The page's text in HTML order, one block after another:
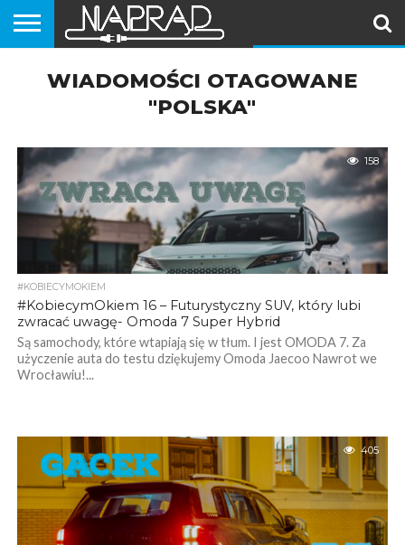
EKIPA
#NAPRĄD
VLOG
SAMOCHODY
MOTOCYKLE
SKUTERY
(MOTOROWERY)
ROWERY
HULAJNOGI
WIADOMOŚCI OTAGOWANE
"POLSKA"
158
#KOBIECYMOKIEM
#KobiecymOkiem 16 – Futurystyczny SUV, który lubi
zwracać uwagę- Omoda 7 Super Hybrid
Są samochody, które wtapiają się w tłum. I jest OMODA 7. Za
użyczenie auta do testu dziękujemy Omoda Jaecoo Nawrot we
Wrocławiu!...
405